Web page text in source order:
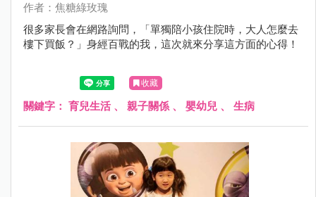
作者：焦糖綠玫瑰
很多家長會在網路詢問，「單獨陪小孩住院時，大人怎麼去
樓下買飯？」身經百戰的我，這次就來分享這方面的心得！
收藏
關鍵字： 育兒生活、 親子關係 、 嬰幼兒 、 生病